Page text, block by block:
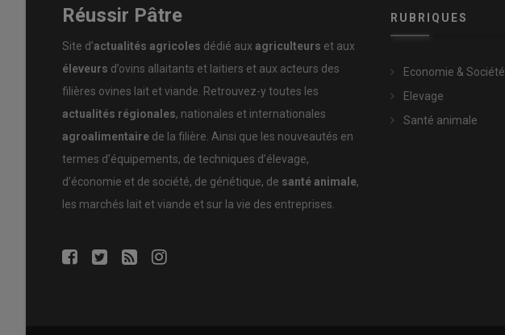
Réussir Pâtre
Site d’actualités agricoles dédié aux agriculteurs et aux
éleveurs d’ovins allaitants et laitiers et aux acteurs des
filières ovines lait et viande. Retrouvez-y toutes les
actualités régionales, nationales et internationales
agroalimentaire de la filière. Ainsi que les nouveautés en
termes d’équipements, de techniques d’élevage,
d’économie et de société, de génétique, de santé animale,
les marchés lait et viande et sur la vie des entreprises.
RUBRIQUES
Economie & Société
Elevage
Santé animale